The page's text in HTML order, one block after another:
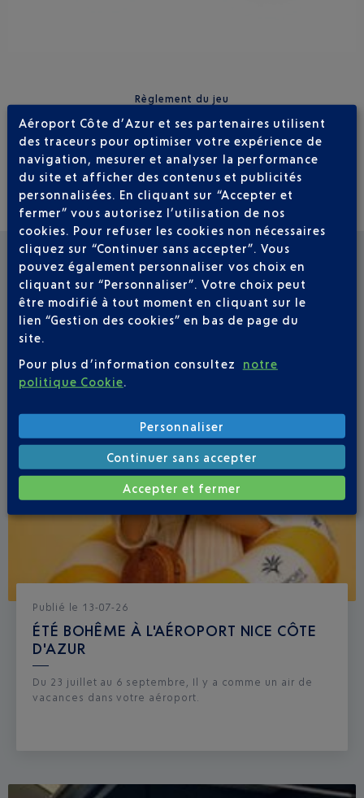
Règlement du jeu
VOIR LES AUTRES ACTUALITÉS
Publié le 13-07-26
ÉTÉ BOHÊME À L'AÉROPORT NICE CÔTE
D'AZUR
Du 23 juillet au 6 septembre, Il y a comme un air de
vacances dans votre aéroport.
Aéroport Côte d’Azur et ses partenaires utilisent
des traceurs pour optimiser votre expérience de
navigation, mesurer et analyser la performance
du site et afficher des contenus et publicités
personnalisées. En cliquant sur “Accepter et
fermer” vous autorisez l’utilisation de nos
cookies. Pour refuser les cookies non nécessaires
cliquez sur “Continuer sans accepter”. Vous
pouvez également personnaliser vos choix en
cliquant sur “Personnaliser”. Votre choix peut
être modifié à tout moment en cliquant sur le
lien “Gestion des cookies” en bas de page du
site.
Pour plus d’information consultez
notre
politique Cookie.
Personnaliser
Continuer sans accepter
Accepter et fermer